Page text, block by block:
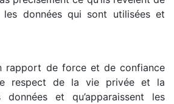
les données qui sont utilisées et
rapport de force et de confiance
respect de la vie privée et la
données et qu’apparaissent les